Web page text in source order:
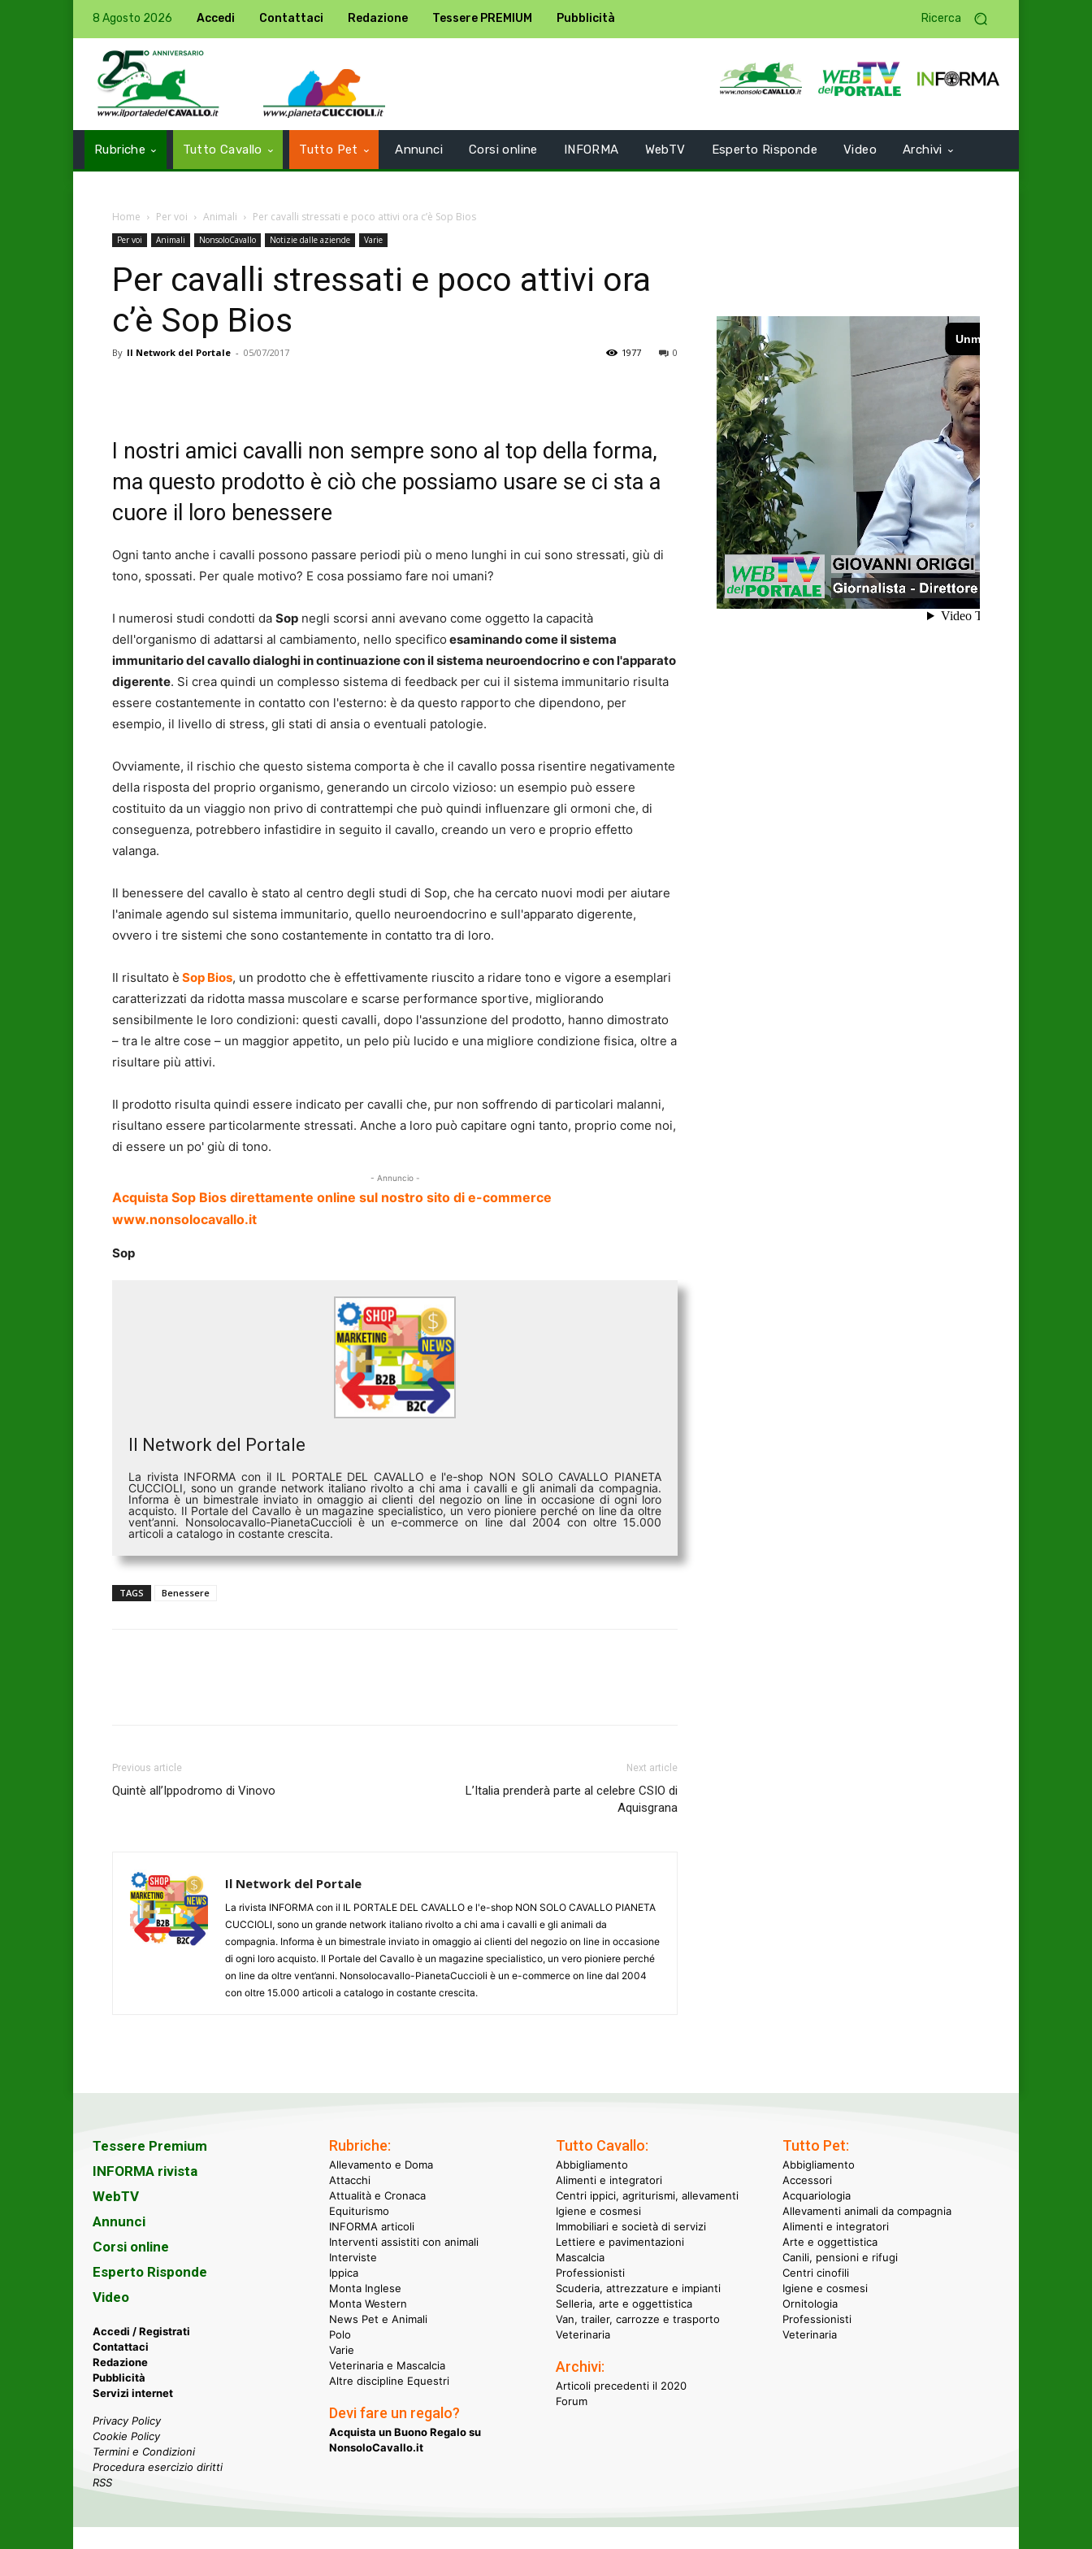
8 Agosto 2026 Accedi Contattaci Redazione Tessere PREMIUM Pubblicità Ricerca
Rubriche Tutto Cavallo Tutto Pet Annunci Corsi online INFORMA WebTV Esperto Risponde Video Archivi
Home Per voi Animali Per cavalli stressati e poco attivi ora c’è Sop Bios
Per voi Animali NonsoloCavallo Notizie dalle aziende Varie
Per cavalli stressati e poco attivi ora
c’è Sop Bios
By Il Network del Portale - 05/07/2017 0
1977
I nostri amici cavalli non sempre sono al top della forma,
ma questo prodotto è ciò che possiamo usare se ci sta a
cuore il loro benessere
Ogni tanto anche i cavalli possono passare periodi più o meno lunghi in cui sono stressati, giù di
tono, spossati. Per quale motivo? E cosa possiamo fare noi umani?
I numerosi studi condotti da Sop negli scorsi anni avevano come oggetto la capacità
dell'organismo di adattarsi al cambiamento, nello specifico esaminando come il sistema
immunitario del cavallo dialoghi in continuazione con il sistema neuroendocrino e con l'apparato
digerente. Si crea quindi un complesso sistema di feedback per cui il sistema immunitario risulta
essere costantemente in contatto con l'esterno: è da questo rapporto che dipendono, per
esempio, il livello di stress, gli stati di ansia o eventuali patologie.
Ovviamente, il rischio che questo sistema comporta è che il cavallo possa risentire negativamente
della risposta del proprio organismo, generando un circolo vizioso: un esempio può essere
costituito da un viaggio non privo di contrattempi che può quindi influenzare gli ormoni che, di
conseguenza, potrebbero infastidire in seguito il cavallo, creando un vero e proprio effetto
valanga.
Il benessere del cavallo è stato al centro degli studi di Sop, che ha cercato nuovi modi per aiutare
l'animale agendo sul sistema immunitario, quello neuroendocrino e sull'apparato digerente,
ovvero i tre sistemi che sono costantemente in contatto tra di loro.
Il risultato è Sop Bios, un prodotto che è effettivamente riuscito a ridare tono e vigore a esemplari
caratterizzati da ridotta massa muscolare e scarse performance sportive, migliorando
sensibilmente le loro condizioni: questi cavalli, dopo l'assunzione del prodotto, hanno dimostrato
– tra le altre cose – un maggior appetito, un pelo più lucido e una migliore condizione fisica, oltre a
risultare più attivi.
Il prodotto risulta quindi essere indicato per cavalli che, pur non soffrendo di particolari malanni,
risultano essere particolarmente stressati. Anche a loro può capitare ogni tanto, proprio come noi,
di essere un po' giù di tono.
- Annuncio -
Acquista Sop Bios direttamente online sul nostro sito di e-commerce
www.nonsolocavallo.it
Sop
Il Network del Portale
La rivista INFORMA con il IL PORTALE DEL CAVALLO e l'e-shop NON SOLO CAVALLO PIANETA
CUCCIOLI, sono un grande network italiano rivolto a chi ama i cavalli e gli animali da compagnia.
Informa è un bimestrale inviato in omaggio ai clienti del negozio on line in occasione di ogni loro
acquisto. Il Portale del Cavallo è un magazine specialistico, un vero pioniere perché on line da oltre
vent’anni. Nonsolocavallo-PianetaCuccioli è un e-commerce on line dal 2004 con oltre 15.000
articoli a catalogo in costante crescita.
TAGS Benessere
Previous article
Quintè all’Ippodromo di Vinovo
Next article
L’Italia prenderà parte al celebre CSIO di
Aquisgrana
Il Network del Portale
La rivista INFORMA con il IL PORTALE DEL CAVALLO e l'e-shop NON SOLO CAVALLO PIANETA
CUCCIOLI, sono un grande network italiano rivolto a chi ama i cavalli e gli animali da
compagnia. Informa è un bimestrale inviato in omaggio ai clienti del negozio on line in occasione
di ogni loro acquisto. Il Portale del Cavallo è un magazine specialistico, un vero pioniere perché
on line da oltre vent’anni. Nonsolocavallo-PianetaCuccioli è un e-commerce on line dal 2004
con oltre 15.000 articoli a catalogo in costante crescita.
Tessere Premium
INFORMA rivista
WebTV
Annunci
Corsi online
Esperto Risponde
Video
Accedi / Registrati
Contattaci
Redazione
Pubblicità
Servizi internet
Privacy Policy
Cookie Policy
Termini e Condizioni
Procedura esercizio diritti
RSS
Rubriche:
Allevamento e Doma
Attacchi
Attualità e Cronaca
Equiturismo
INFORMA articoli
Interventi assistiti con animali
Interviste
Ippica
Monta Inglese
Monta Western
News Pet e Animali
Polo
Varie
Veterinaria e Mascalcia
Altre discipline Equestri
Devi fare un regalo?
Acquista un Buono Regalo su
NonsoloCavallo.it
Tutto Cavallo:
Abbigliamento
Alimenti e integratori
Centri ippici, agriturismi, allevamenti
Igiene e cosmesi
Immobiliari e società di servizi
Lettiere e pavimentazioni
Mascalcia
Professionisti
Scuderia, attrezzature e impianti
Selleria, arte e oggettistica
Van, trailer, carrozze e trasporto
Veterinaria
Archivi:
Articoli precedenti il 2020
Forum
Tutto Pet:
Abbigliamento
Accessori
Acquariologia
Allevamenti animali da compagnia
Alimenti e integratori
Arte e oggettistica
Canili, pensioni e rifugi
Centri cinofili
Igiene e cosmesi
Ornitologia
Professionisti
Veterinaria